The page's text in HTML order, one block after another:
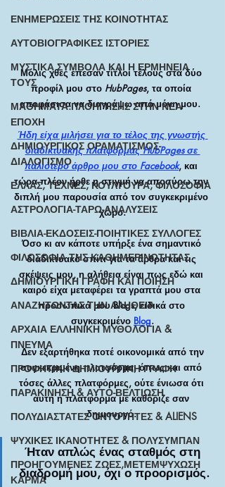
ΕΝΗΜΕΡΩΣΕΙΣ ΤΗΣ ΚΟΙΝΟΤΗΤΑΣ
ΑΥΤΟΒΙΟΓΡΑΦΙΚΕΣ ΙΣΤΟΡΙΕΣ
ΜΥΣΤΙΚΑ ΣΥΜΒΟΛΑ ΚΑΙ Η ΕΡΜΗΝΕΙΑ
ΤΟΥΣ
ΜΑΘΗΜΑΤΑ:ΠΛΟΗΓΗΣΗΣ ΣΤΗΝ ΝΕΑ
ΕΠΟΧΗ
ΔΗΜΙΟΥΡΓΙΚΟΣ ΟΡΑΜΑΤΙΣΜΟΣ-
ΔΙΑΛΟΓΙΣΜΟ
ΕΛΛΑΣ, ΤΕΧΝΕΣ, ΚΟΥΛΤΟΥΡΑ, ΦΙΛΟΣΟΦΙΑ
ΑΣΤΡΟΛΟΓΙΑ-ΤΑΡΩ-ΑΝΑΛΥΣΕΙΣ
ΒΙΒΛΙΑ-ΕΚΔΟΣΕΙΣ-ΠΟΙΗΤΙΚΕΣ ΣΥΛΛΟΓΕΣ
ΦΙΛΟΣΟΦΙΑ ΤΗΣ ΚΑΘΗΜΕΡΙΝΟΤΗΤΑΣ
ΔΗΜΙΟΥΡΓΙΚΗ ΓΡΑΦΗ ΚΑΙ ΠΟΙΗΣΗ
ΑΝΑΖΗΤΩΝΤΑΣ ΤΗΝ ΑΛΗΘΕΙΑ
ΑΡΧΑΙΑ ΕΛΛΗΝΙΚΗ ΜΥΘΟΛΟΓΙΑ &
ΠΝΕΥΜΑ
ΠΡΟΦΗΤΙΚΗ ΔΗΜΙΟΥΡΓΙΚΗ ΓΡΑΦΗ
ΠΑΡΑΚΙΝΗΣΗ & ΑΥΤΟ-ΒΕΛΤΙΩΣΗ
ΠΟΛΥΔΙΑΣΤΑΤΕΣ ΟΝΤΟΤΗΤΕΣ & ALIENS
ΨΥΧΙΚΕΣ ΙΚΑΝΟΤΗΤΕΣ & ΠΟΛΥΣΥΜΠΑΝ
ΠΡΟΗΓΟΥΜΕΝΕΣ ΖΩΕΣ,ΜΕΤΕΜΨΥΧΩΣΗ
ΚΑΡΜΑ
Μόλις χθες έπεσαν τίτλοι τέλους στα δύο
προφίλ μου στο HubPages, τα οποία
αποφάσισα να διαγράψω από μόνη μου.
Ήδη είχα μιλήσει για το τέλος της γνωστής
διαδικτυακής πλατφόρμας HubPages σε
παλιότερο άρθρο μου στο Facebook, και
τώρα πλέον ήρθε η στιγμή να αποσύρω την
διπλή μου παρουσία από τον συγκεκριμένο
χώρο.
Όσο κι αν κάποτε υπήρξε ένα σημαντικό
διαδικτυακό σπίτι για τα άρθρα και τις
σκέψεις μου, η αλήθεια είναι πως εδώ και
καιρό είχα μεταφέρει τα γραπτά μου στα
προσωπικά μου Blogs, ειδικά στο
συγκεκριμένο Blog.
Δεν εξαρτήθηκα ποτέ οικονομικά από την
συγκεκριμένη πλατφόρμα, όπως και από
τόσες άλλες πλατφόρμες, ούτε ένιωσα ότι
αυτή η πλατφόρμα με καθόριζε σαν
δημιουργό.
Ήταν απλώς ένας σταθμός στη
διαδρομή μου, όχι ο προορισμός.